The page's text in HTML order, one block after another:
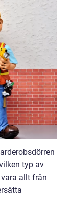
typ av
allt från